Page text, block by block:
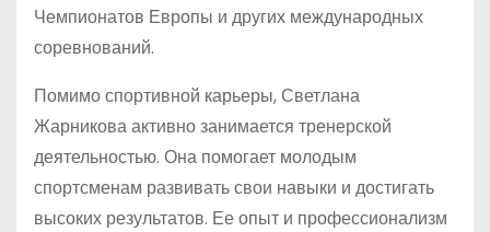
Чемпионатов Европы и других международных
соревнований.
Помимо спортивной карьеры, Светлана
Жарникова активно занимается тренерской
деятельностью. Она помогает молодым
спортсменам развивать свои навыки и достигать
высоких результатов. Ее опыт и профессионализм